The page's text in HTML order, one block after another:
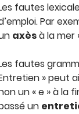
fautes
Par
axèsà la mer
fautes
» peut
un « e » à la
un